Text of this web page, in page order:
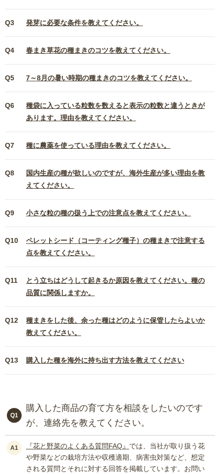
Q3 発芽に必要な条件を教えてください。
Q4 春まき草花の種まきのコツを教えてください。
Q5 7～8月の暑い時期の種まきのコツを教えてください。
Q6
種袋に入っている粒数を数えると表示の粒数と違うときが
あります。理由を教えてください。
Q7 種に農薬を使っている理由を教えてください。
Q8
国内生産の種が欲しいのですが、海外生産が多い理由を教
えてください。
Q9 小さな粒の種の扱う上での注意点を教えてください。
Q10
ペレットシード（コーティング種子）の種まきで注意する
点を教えてください。
Q11
とう立ちはどうして起きるか原因を教えてください。種の
品質に関係しますか。
Q12
種まきをした後、余った種はどのように保管したらよいか
教えてください。
Q13 購入した種を海外に持ち出す方法を教えてください
Q1
購入した商品の育て方を相談をしたいのです
が、連絡先を教えてください。
A1 『花と野菜のよくある質問FAQ』 では、当社が取り扱う花
や野菜などの栽培方法や収穫適期、病害虫対策など、想定
される質問とそれに対する回答を掲載しています。お問い